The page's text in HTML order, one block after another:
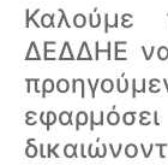
Καλούμε
ΔΕΔΔΗΕ να